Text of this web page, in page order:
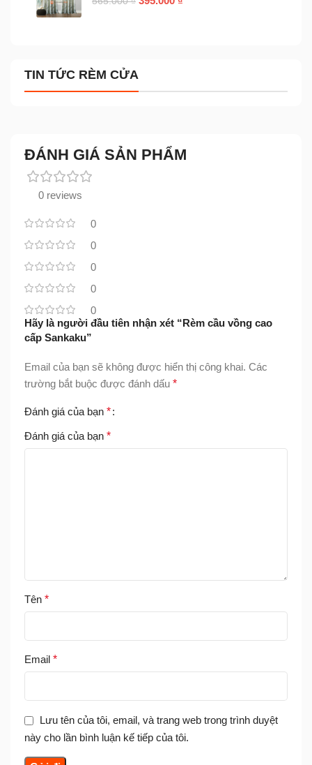
TIN TỨC RÈM CỬA
ĐÁNH GIÁ SẢN PHẨM
0 reviews
0
0
0
0
0
Hãy là người đầu tiên nhận xét “Rèm cầu vồng cao
cấp Sankaku”
Email của bạn sẽ không được hiển thị công khai. Các
trường bắt buộc được đánh dấu *
Đánh giá của bạn *
Đánh giá của bạn *
Tên *
Email *
Lưu tên của tôi, email, và trang web trong trình duyệt
này cho lần bình luận kế tiếp của tôi.